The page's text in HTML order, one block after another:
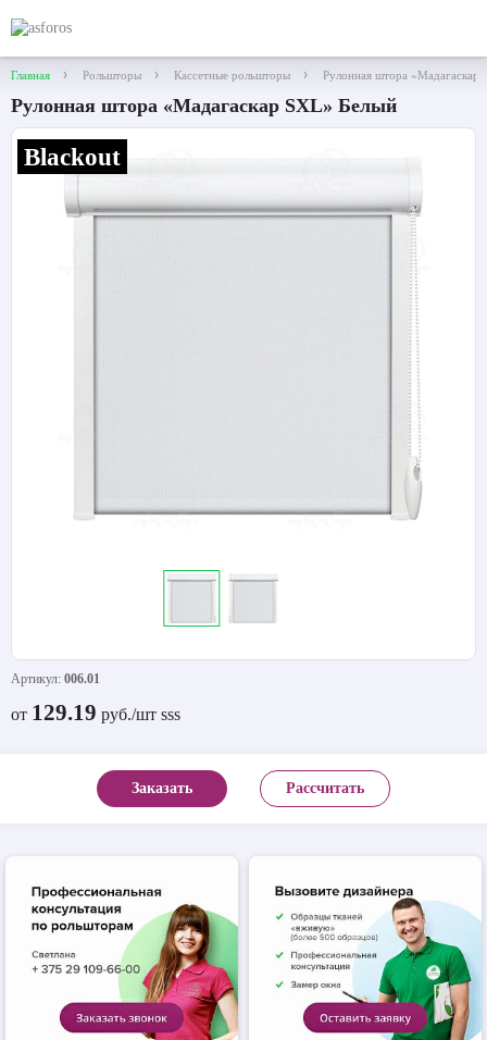
Главная Рольшторы Кассетные рольшторы Рулонная штора «Мадагаскар
Рулонная штора «Мадагаскар SXL» Белый
Blackout
Артикул: 006.01
от 129.19 руб./шт sss
Заказать Рассчитать